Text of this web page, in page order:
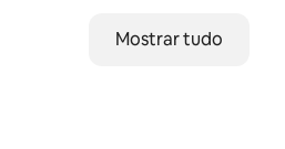
Mostrar tudo